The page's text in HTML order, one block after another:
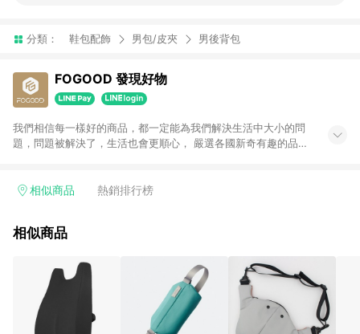
分類： 鞋包配飾 男包/皮夾 男後背包
FOGOOD 發現好物
我們相信每一樣好的商品，都一定能為我們解決生活中大小的問
題，問題被解決了，生活也會更順心， 嚴選各國新奇有趣的品牌
相似商品 熱銷排行榜
相似商品